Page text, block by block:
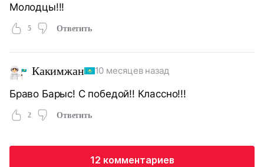
Молодцы!!!
5 Ответить
Какимжан 10 месяцев назад
Браво Барыс! С победой!! Классно!!!
2 Ответить
12 комментариев